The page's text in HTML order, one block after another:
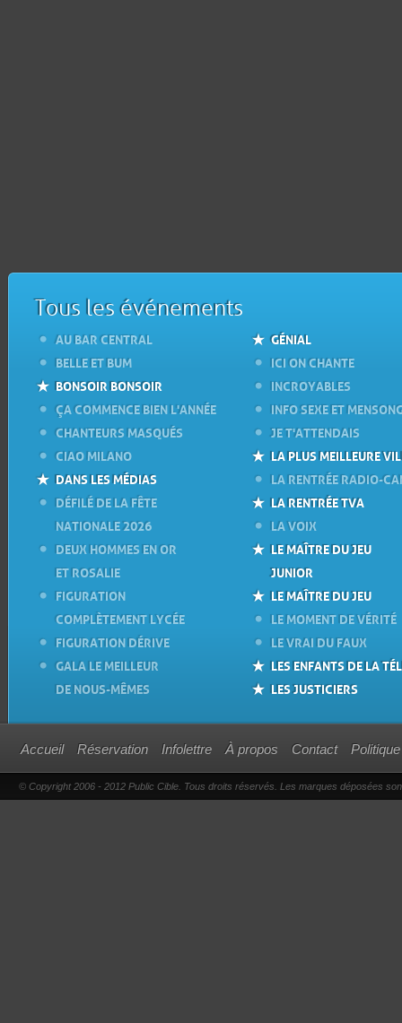
Tous les événements
AU BAR CENTRAL
BELLE ET BUM
BONSOIR BONSOIR
ÇA COMMENCE BIEN L'ANNÉE
CHANTEURS MASQUÉS
CIAO MILANO
DANS LES MÉDIAS
DÉFILÉ DE LA FÊTE
NATIONALE 2026
DEUX HOMMES EN OR
ET ROSALIE
FIGURATION
COMPLÈTEMENT LYCÉE
FIGURATION DÉRIVE
GALA LE MEILLEUR
DE NOUS-MÊMES
GÉNIAL
ICI ON CHANTE
INCROYABLES
INFO SEXE ET
JE T'ATTENDAIS
LA PLUS MEILLEURE
LA RENTRÉE RADIO-
LA RENTRÉE TVA
LA VOIX
LE MAÎTRE DU JEU
JUNIOR
LE MAÎTRE DU JEU
LE MOMENT DE VÉRITÉ
LE VRAI DU FAUX
LES ENFANTS DE LA
LES JUSTICIERS
Accueil Réservation Infolettre À propos Contact
© Copyright 2006 - 2012 Public Cible. Tous droits réservés. Les marques déposées